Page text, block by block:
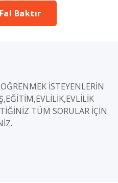
Baktır
İSTEYENLERİN
TÜM SORULAR İÇİN